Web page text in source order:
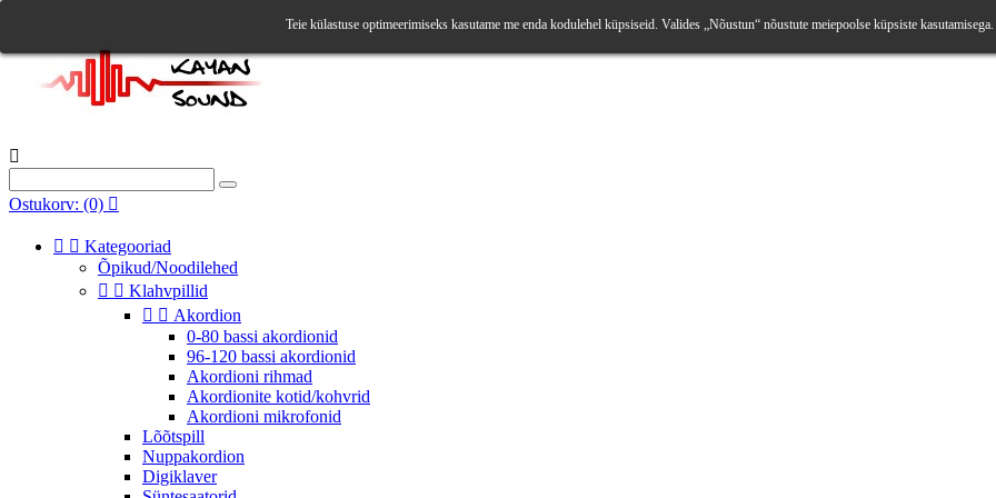

Ostukorv: (0) 
  Kategooriad
Õpikud/Noodilehed
  Klahvpillid
  Akordion
0-80 bassi akordionid
96-120 bassi akordionid
Akordioni rihmad
Akordionite kotid/kohvrid
Akordioni mikrofonid
Lõõtspill
Nuppakordion
Digiklaver
Teie külastuse optimeerimiseks kasutame me enda kodulehel küpsiseid. Valides „Nõustun“ nõustute meiepoolse küpsiste kasutamisega.